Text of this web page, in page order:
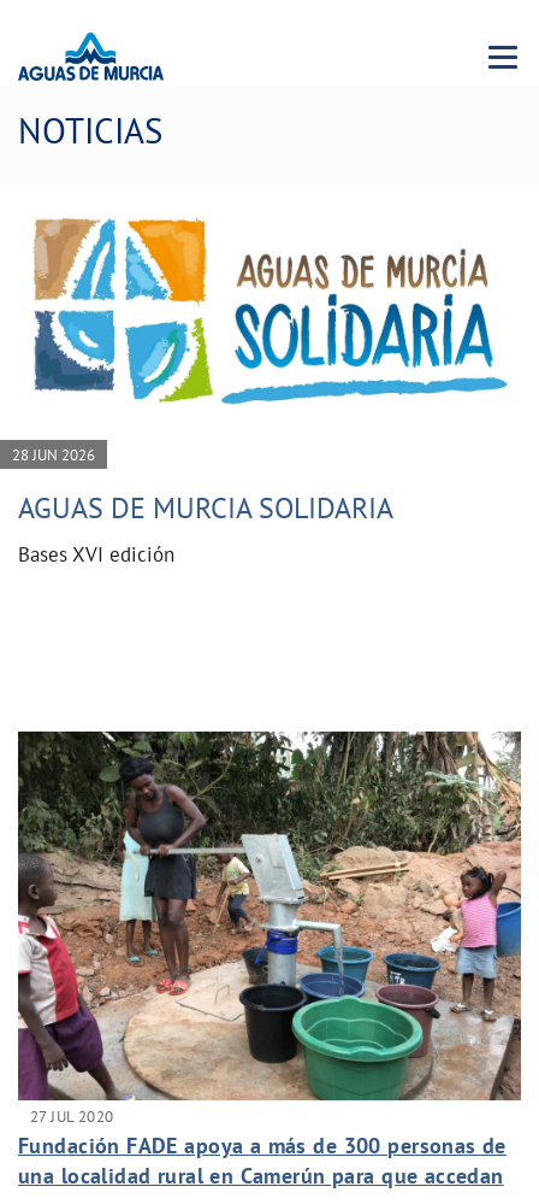
Menu
NOTICIAS
28 JUN 2026
AGUAS DE MURCIA SOLIDARIA
Bases XVI edición
27 JUL 2020
Fundación FADE apoya a más de 300 personas de
una localidad rural en Camerún para que accedan